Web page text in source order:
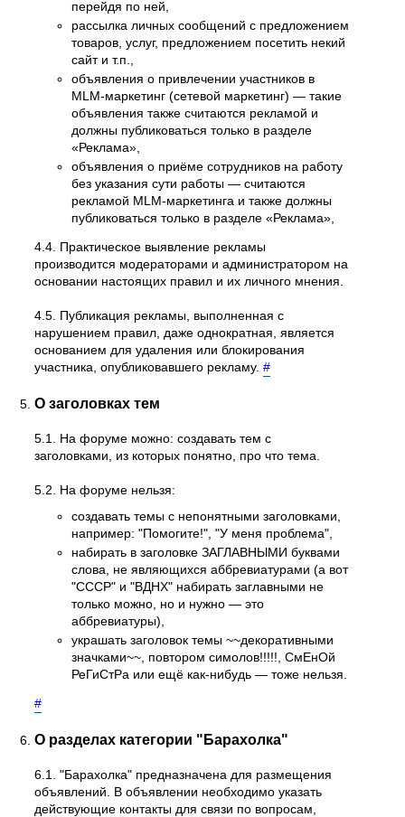
перейдя по ней,
рассылка личных сообщений с предложением
товаров, услуг, предложением посетить некий
сайт и т.п.,
объявления о привлечении участников в
MLM-маркетинг (сетевой маркетинг) — такие
объявления также считаются рекламой и
должны публиковаться только в разделе
«Реклама»,
объявления о приёме сотрудников на работу
без указания сути работы — считаются
рекламой MLM-маркетинга и также должны
публиковаться только в разделе «Реклама»,
4.4. Практическое выявление рекламы
производится модераторами и администратором на
основании настоящих правил и их личного мнения.
4.5. Публикация рекламы, выполненная с
нарушением правил, даже однократная, является
основанием для удаления или блокирования
участника, опубликовавшего рекламу.#
О заголовках тем
5.1. На форуме можно: создавать тем с
заголовками, из которых понятно, про что тема.
5.2. На форуме нельзя:
создавать темы с непонятными заголовками,
например: "Помогите!", "У меня проблема",
набирать в заголовке ЗАГЛАВНЫМИ буквами
слова, не являющихся аббревиатурами (а вот
"СССР" и "ВДНХ" набирать заглавными не
только можно, но и нужно — это
аббревиатуры),
украшать заголовок темы ~~декоративными
значками~~, повтором симолов!!!!!, СмЕнОй
РеГиСтРа или ещё как-нибудь — тоже нельзя.
#
О разделах категории "Барахолка"
6.1. "Барахолка" предназначена для размещения
объявлений. В объявлении необходимо указать
действующие контакты для связи по вопросам,